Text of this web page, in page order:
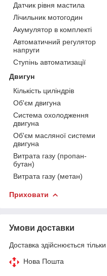
Датчик рівня мастила
Лічильник мотогодин
Акумулятор в комплекті
Автоматичний регулятор
напруги
Ступінь автоматизації
Двигун
Кількість циліндрів
Об'єм двигуна
Система охолодження
двигуна
Об'єм масляної системи
двигуна
Витрата газу (пропан-
бутан)
Витрата газу (метан)
Приховати
Умови доставки
Доставка здійснюється
Нова Пошта